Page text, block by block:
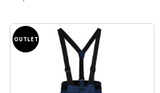
OUTLET